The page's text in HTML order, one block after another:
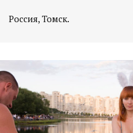
Россия, Томск.